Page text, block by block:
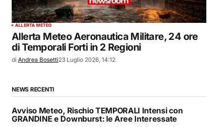
ALLERTA METEO
Allerta Meteo Aeronautica Militare, 24 ore
di Temporali Forti in 2 Regioni
di Andrea Bosetti23 Luglio 2026, 14:12
NEWS RECENTI
Avviso Meteo, Rischio TEMPORALI Intensi con
GRANDINE e Downburst: le Aree Interessate